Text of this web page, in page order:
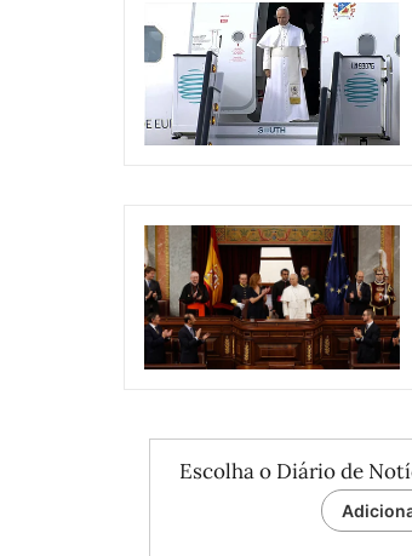
Escolha o Diário de